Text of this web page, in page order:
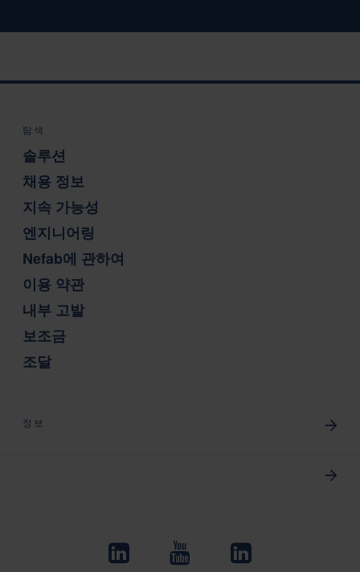
탐색
솔루션
채용 정보
지속 가능성
엔지니어링
Nefab에 관하여
이용 약관
내부 고발
보조금
조달
정보